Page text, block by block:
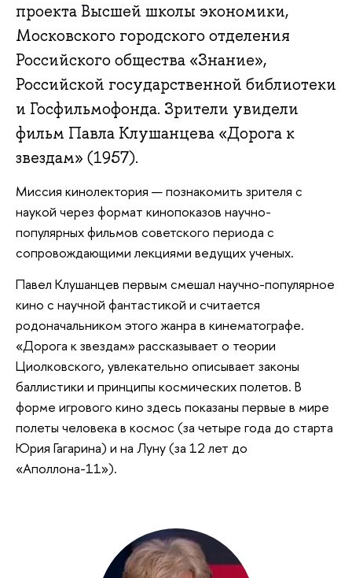
проекта Высшей школы экономики,
Московского городского отделения
Российского общества «Знание»,
Российской государственной библиотеки
и Госфильмофонда. Зрители увидели
фильм Павла Клушанцева «Дорога к
звездам» (1957).
Миссия кинолектория — познакомить зрителя с
наукой через формат кинопоказов научно-
популярных фильмов советского периода с
сопровождающими лекциями ведущих ученых.
Павел Клушанцев первым смешал научно-популярное
кино с научной фантастикой и считается
родоначальником этого жанра в кинематографе.
«Дорога к звездам» рассказывает о теории
Циолковского, увлекательно описывает законы
баллистики и принципы космических полетов. В
форме игрового кино здесь показаны первые в мире
полеты человека в космос (за четыре года до старта
Юрия Гагарина) и на Луну (за 12 лет до
«Аполлона-11»).